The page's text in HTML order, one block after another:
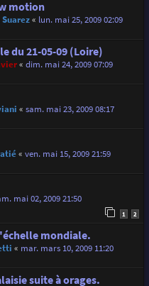
motion
« lun. mai 25, 2009 02:09
du 21-05-09 (Loire)
« dim. mai 24, 2009 07:09
« sam. mai 23, 2009 08:17
« ven. mai 15, 2009 21:59
mai 02, 2009 21:50
1 2
mondiale.
« mar. mars 10, 2009 11:20
suite à orages.